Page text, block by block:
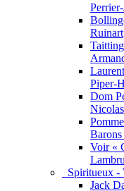
Ruinart
Piper-
Dom
Voir «
Spiritueux -
Jack